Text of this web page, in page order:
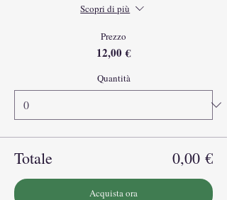
Scopri di più
Prezzo
12,00 €
Quantità
Totale 0,00 €
Acquista ora